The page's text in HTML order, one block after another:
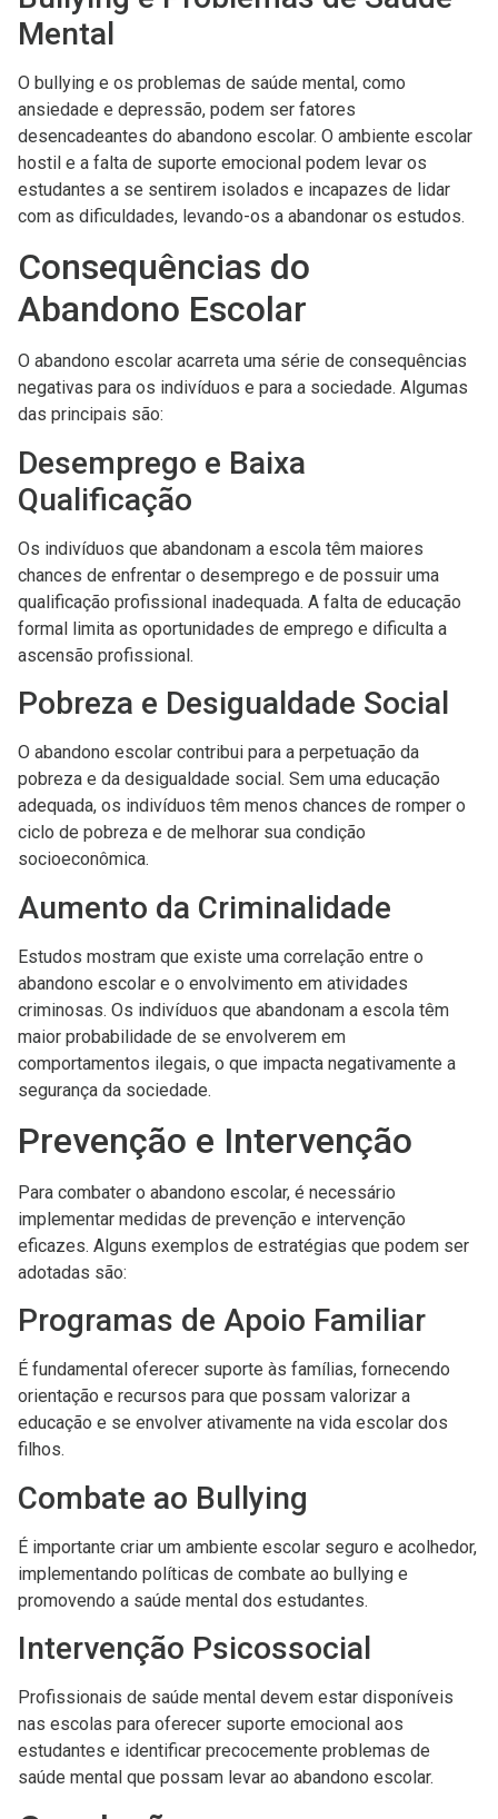
Mental
O bullying e os problemas de saúde mental, como
ansiedade e depressão, podem ser fatores
desencadeantes do abandono escolar. O ambiente escolar
hostil e a falta de suporte emocional podem levar os
estudantes a se sentirem isolados e incapazes de lidar
com as dificuldades, levando-os a abandonar os estudos.
Consequências do
Abandono Escolar
O abandono escolar acarreta uma série de consequências
negativas para os indivíduos e para a sociedade. Algumas
das principais são:
Desemprego e Baixa
Qualificação
Os indivíduos que abandonam a escola têm maiores
chances de enfrentar o desemprego e de possuir uma
qualificação profissional inadequada. A falta de educação
formal limita as oportunidades de emprego e dificulta a
ascensão profissional.
Pobreza e Desigualdade Social
O abandono escolar contribui para a perpetuação da
pobreza e da desigualdade social. Sem uma educação
adequada, os indivíduos têm menos chances de romper o
ciclo de pobreza e de melhorar sua condição
socioeconômica.
Aumento da Criminalidade
Estudos mostram que existe uma correlação entre o
abandono escolar e o envolvimento em atividades
criminosas. Os indivíduos que abandonam a escola têm
maior probabilidade de se envolverem em
comportamentos ilegais, o que impacta negativamente a
segurança da sociedade.
Prevenção e Intervenção
Para combater o abandono escolar, é necessário
implementar medidas de prevenção e intervenção
eficazes. Alguns exemplos de estratégias que podem ser
adotadas são:
Programas de Apoio Familiar
É fundamental oferecer suporte às famílias, fornecendo
orientação e recursos para que possam valorizar a
educação e se envolver ativamente na vida escolar dos
filhos.
Combate ao Bullying
É importante criar um ambiente escolar seguro e acolhedor,
implementando políticas de combate ao bullying e
promovendo a saúde mental dos estudantes.
Intervenção Psicossocial
Profissionais de saúde mental devem estar disponíveis
nas escolas para oferecer suporte emocional aos
estudantes e identificar precocemente problemas de
saúde mental que possam levar ao abandono escolar.